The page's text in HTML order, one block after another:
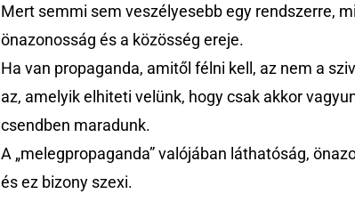
Mert semmi sem veszélyesebb egy rendszerre,
önazonosság és a közösség ereje.
Ha van propaganda, amitől félni kell, az nem a
az, amelyik elhiteti velünk, hogy csak akkor
csendben maradunk.
A „melegpropaganda” valójában láthatóság,
és ez bizony szexi.